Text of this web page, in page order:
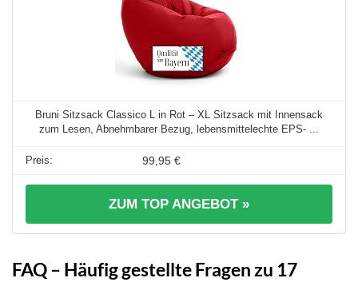
Bruni Sitzsack Classico L in Rot – XL Sitzsack mit Innensack
zum Lesen, Abnehmbarer Bezug, lebensmittelechte EPS- ...
99,95 €
ZUM TOP ANGEBOT »
FAQ – Häufig gestellte Fragen zu 17